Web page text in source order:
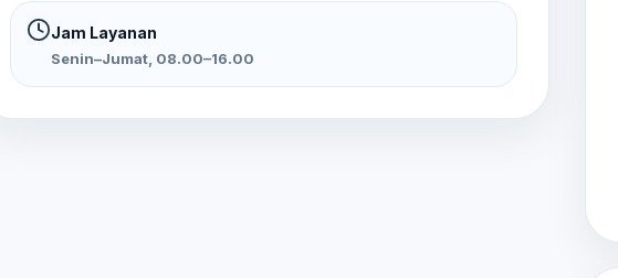
Jam Layanan
Senin–Jumat, 08.00–16.00